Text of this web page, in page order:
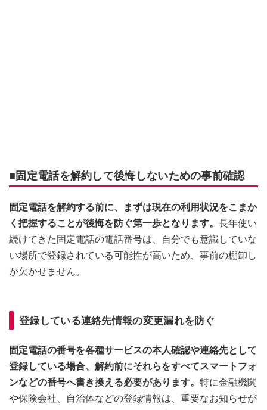
■固定電話を解約して後悔しないための事前確認
固定電話を解約する前に、まずは現在の利用状況をこまか
く把握することが後悔を防ぐ第一歩となります。 長年使い
続けてきた固定電話の電話番号は、自分でも意識していな
い場所で登録されている可能性が高いため、事前の棚卸し
が欠かせません。
登録している連絡先情報の変更漏れを防ぐ
固定電話の番号を各種サービスの本人確認や連絡先として
登録している場合、解約前にそれらをすべてスマートフォ
ンなどの番号へ書き換える必要があります。 特に金融機関
や保険会社、自治体などの登録情報は、重要なお知らせが